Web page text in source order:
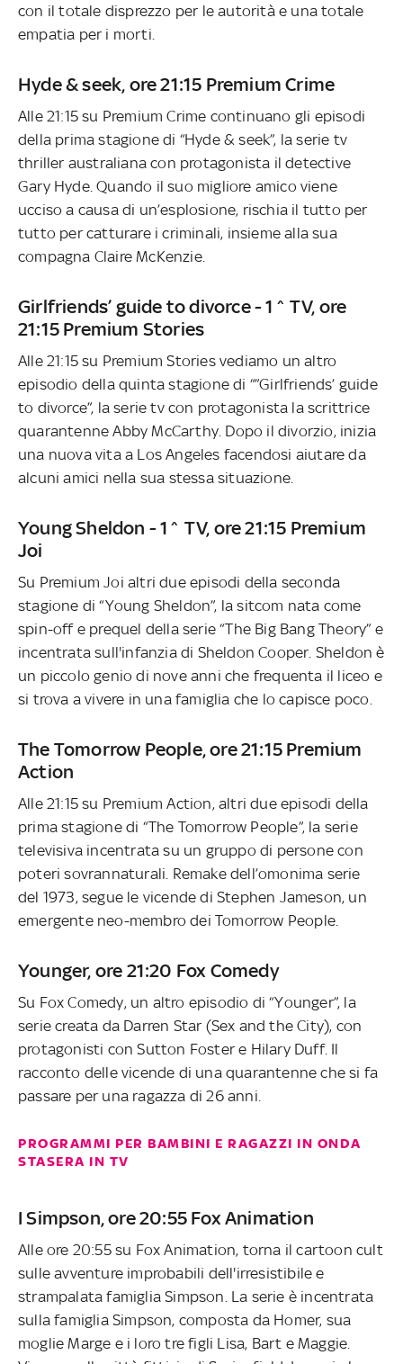
con il totale disprezzo per le autorità e una totale
empatia per i morti.
Hyde & seek, ore 21:15 Premium Crime
Alle 21:15 su Premium Crime continuano gli episodi
della prima stagione di “Hyde & seek”, la serie tv
thriller australiana con protagonista il detective
Gary Hyde. Quando il suo migliore amico viene
ucciso a causa di un’esplosione, rischia il tutto per
tutto per catturare i criminali, insieme alla sua
compagna Claire McKenzie.
Girlfriends’ guide to divorce - 1^ TV, ore
21:15 Premium Stories
Alle 21:15 su Premium Stories vediamo un altro
episodio della quinta stagione di “”Girlfriends’ guide
to divorce”, la serie tv con protagonista la scrittrice
quarantenne Abby McCarthy. Dopo il divorzio, inizia
una nuova vita a Los Angeles facendosi aiutare da
alcuni amici nella sua stessa situazione.
Young Sheldon - 1^ TV, ore 21:15 Premium
Joi
Su Premium Joi altri due episodi della seconda
stagione di “Young Sheldon”, la sitcom nata come
spin-off e prequel della serie “The Big Bang Theory” e
incentrata sull'infanzia di Sheldon Cooper. Sheldon è
un piccolo genio di nove anni che frequenta il liceo e
si trova a vivere in una famiglia che lo capisce poco.
The Tomorrow People, ore 21:15 Premium
Action
Alle 21:15 su Premium Action, altri due episodi della
prima stagione di “The Tomorrow People”, la serie
televisiva incentrata su un gruppo di persone con
poteri sovrannaturali. Remake dell’omonima serie
del 1973, segue le vicende di Stephen Jameson, un
emergente neo-membro dei Tomorrow People.
Younger, ore 21:20 Fox Comedy
Su Fox Comedy, un altro episodio di “Younger”, la
serie creata da Darren Star (Sex and the City), con
protagonisti con Sutton Foster e Hilary Duff. Il
racconto delle vicende di una quarantenne che si fa
passare per una ragazza di 26 anni.
PROGRAMMI PER BAMBINI E RAGAZZI IN ONDA
STASERA IN TV
I Simpson, ore 20:55 Fox Animation
Alle ore 20:55 su Fox Animation, torna il cartoon cult
sulle avventure improbabili dell'irresistibile e
strampalata famiglia Simpson. La serie è incentrata
sulla famiglia Simpson, composta da Homer, sua
moglie Marge e i loro tre figli Lisa, Bart e Maggie.